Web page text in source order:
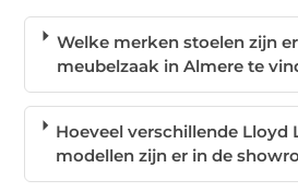
Welke merken stoelen zijn
meubelzaak in Almere te
Hoeveel verschillende Lloyd
modellen zijn er in de